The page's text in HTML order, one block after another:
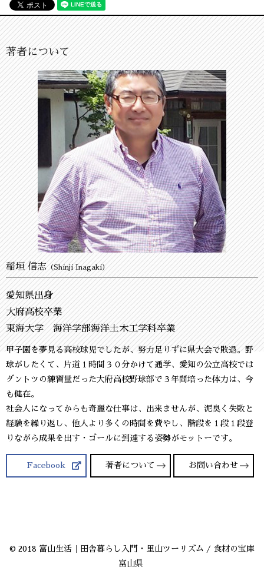
著者について
稲垣 信志（Shinji Inagaki）
愛知県出身
大府高校卒業
東海大学 海洋学部海洋土木工学科卒業
甲子園を夢見る高校球児でしたが、努力足りずに県大会で敗退。野
球がしたくて、片道１時間３０分かけて通学、愛知の公立高校では
ダントツの練習量だった大府高校野球部で３年間培った体力は、今
も健在。
社会人になってからも奇麗な仕事は、出来ませんが、泥臭く失敗と
経験を繰り返し、他人より多くの時間を費やし、階段を１段１段登
りながら成果を出す・ゴールに到達する姿勢がモットーです。
Facebook 著者について お問い合わせ
© 2018 富山生活｜田舎暮らし入門・里山ツーリズム / 食材の宝庫
富山県